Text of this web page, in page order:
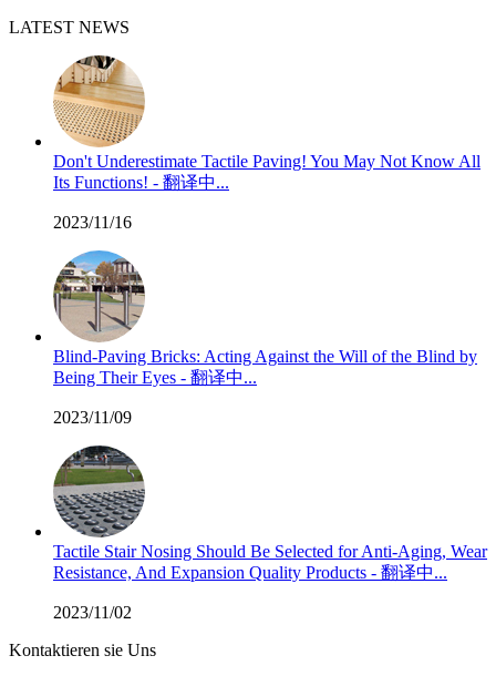
LATEST NEWS
Don't Underestimate Tactile Paving! You May Not Know All
Its Functions! - 翻译中...
2023/11/16
Blind-Paving Bricks: Acting Against the Will of the Blind by
Being Their Eyes - 翻译中...
2023/11/09
Tactile Stair Nosing Should Be Selected for Anti-Aging, Wear
Resistance, And Expansion Quality Products - 翻译中...
2023/11/02
Kontaktieren sie Uns